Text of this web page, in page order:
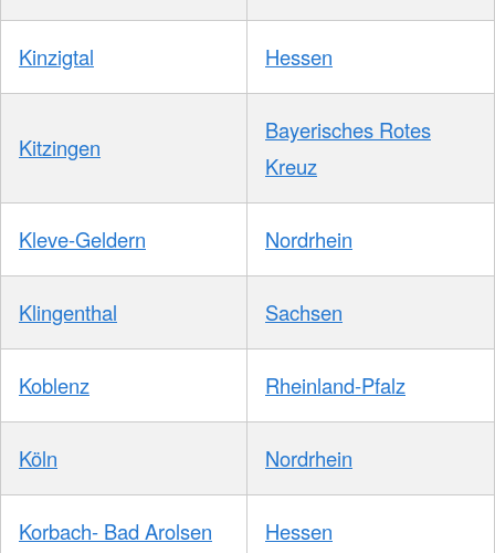
Kinzigtal Hessen
Kitzingen
Bayerisches Rotes
Kreuz
Kleve-Geldern Nordrhein
Klingenthal Sachsen
Koblenz Rheinland-Pfalz
Köln Nordrhein
Korbach- Bad Arolsen Hessen